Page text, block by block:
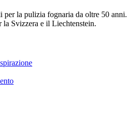
per la pulizia fognaria da oltre 50 anni.
la Svizzera e il Liechtenstein.